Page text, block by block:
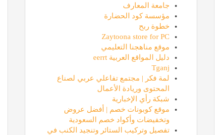
جامعة المعارف
مؤسسة كود الحضارة
خطوة ربح
Zaytoona store for PC
موقع مناهجنا التعليمي
دليل المواقع العربية eerrt
Tganj
لمة فكر | مجتمع تفاعلي عربي لصناع
المحتوى وريادة الأعمال
شبكة رأي الإخبارية
موقع كوبونات خصم | أفضل عروض
وتخفيضات وأكواد خصم السعودية
تفصيل وتركيب الستائر وتنجيد الكنب في